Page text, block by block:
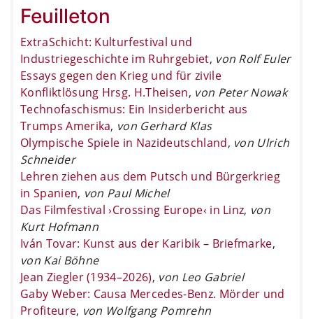
Feuilleton
ExtraSchicht: Kulturfestival und
Industriegeschichte im Ruhrgebiet, von Rolf Euler
Essays gegen den Krieg und für zivile
Konfliktlösung Hrsg. H.Theisen, von Peter Nowak
Technofaschismus: Ein Insiderbericht aus
Trumps Amerika, von Gerhard Klas
Olympische Spiele in Nazideutschland, von Ulrich
Schneider
Lehren ziehen aus dem Putsch und Bürgerkrieg
in Spanien, von Paul Michel
Das Filmfestival ›Crossing Europe‹ in Linz, von
Kurt Hofmann
Iván Tovar: Kunst aus der Karibik – Briefmarke,
von Kai Böhne
Jean Ziegler (1934–2026), von Leo Gabriel
Gaby Weber: Causa Mercedes-Benz. Mörder und
Profiteure, von Wolfgang Pomrehn